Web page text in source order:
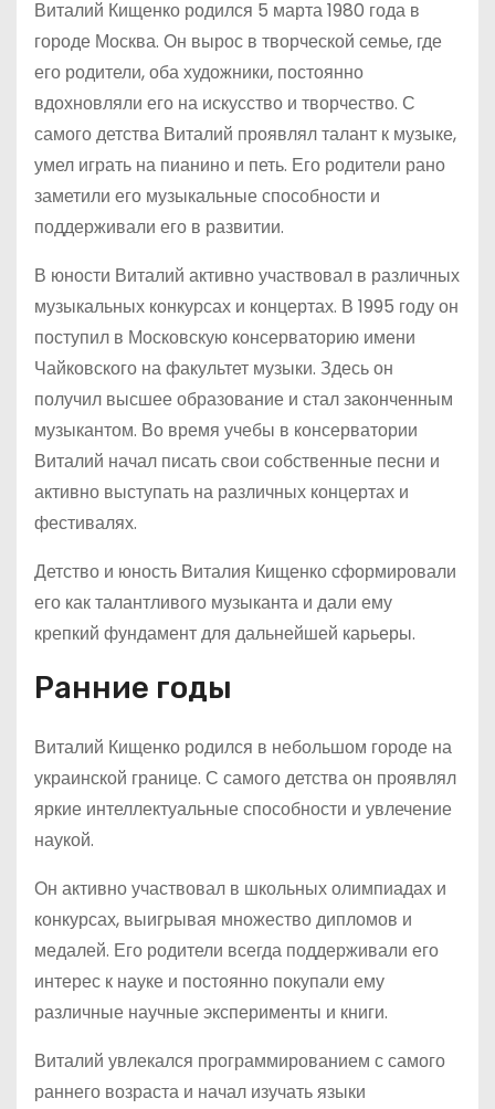
Виталий Кищенко родился 5 марта 1980 года в
городе Москва. Он вырос в творческой семье, где
его родители, оба художники, постоянно
вдохновляли его на искусство и творчество. С
самого детства Виталий проявлял талант к музыке,
умел играть на пианино и петь. Его родители рано
заметили его музыкальные способности и
поддерживали его в развитии.
В юности Виталий активно участвовал в различных
музыкальных конкурсах и концертах. В 1995 году он
поступил в Московскую консерваторию имени
Чайковского на факультет музыки. Здесь он
получил высшее образование и стал законченным
музыкантом. Во время учебы в консерватории
Виталий начал писать свои собственные песни и
активно выступать на различных концертах и
фестивалях.
Детство и юность Виталия Кищенко сформировали
его как талантливого музыканта и дали ему
крепкий фундамент для дальнейшей карьеры.
Ранние годы
Виталий Кищенко родился в небольшом городе на
украинской границе. С самого детства он проявлял
яркие интеллектуальные способности и увлечение
наукой.
Он активно участвовал в школьных олимпиадах и
конкурсах, выигрывая множество дипломов и
медалей. Его родители всегда поддерживали его
интерес к науке и постоянно покупали ему
различные научные эксперименты и книги.
Виталий увлекался программированием с самого
раннего возраста и начал изучать языки